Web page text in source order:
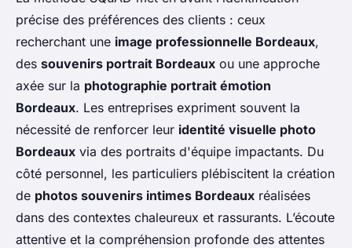
précise des préférences des clients : ceux
recherchant une image professionnelle Bordeaux,
des souvenirs portrait Bordeaux ou une approche
axée sur la photographie portrait émotion
Bordeaux. Les entreprises expriment souvent la
nécessité de renforcer leur identité visuelle photo
Bordeaux via des portraits d'équipe impactants. Du
côté personnel, les particuliers plébiscitent la création
de photos souvenirs intimes Bordeaux réalisées
dans des contextes chaleureux et rassurants. L’écoute
attentive et la compréhension profonde des attentes